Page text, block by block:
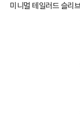
미니멀 테일러드 슬리